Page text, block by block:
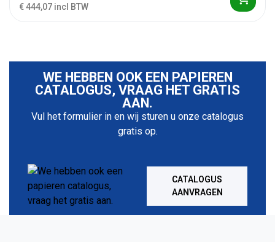
€ 444,07 incl BTW
WE HEBBEN OOK EEN PAPIEREN
CATALOGUS, VRAAG HET GRATIS
AAN.
Vul het formulier in en wij sturen u onze catalogus
gratis op.
CATALOGUS
AANVRAGEN